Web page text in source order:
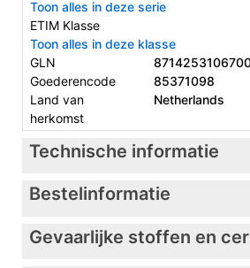
Toon alles in deze serie
ETIM Klasse
Toon alles in deze klasse
GLN
Goederencode
85371098
Land van
herkomst
Netherlands
Technische informatie
Bestelinformatie
Gevaarlijke stoffen en